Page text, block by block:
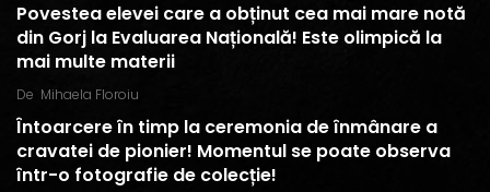
Povestea elevei care a obținut cea mai mare notă
din Gorj la Evaluarea Națională! Este olimpică la
mai multe materii
De Mihaela Floroiu
Întoarcere în timp la ceremonia de înmânare a
cravatei de pionier! Momentul se poate observa
într-o fotografie de colecție!